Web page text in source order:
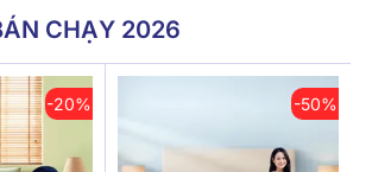
CHẠY 2026
-20% -50%